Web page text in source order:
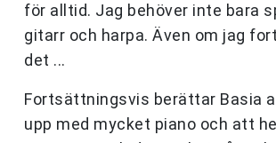
för alltid. Jag behöver inte bara
gitarr och harpa. Även om jag
det ...
Fortsättningsvis berättar Basia
upp med mycket piano och att